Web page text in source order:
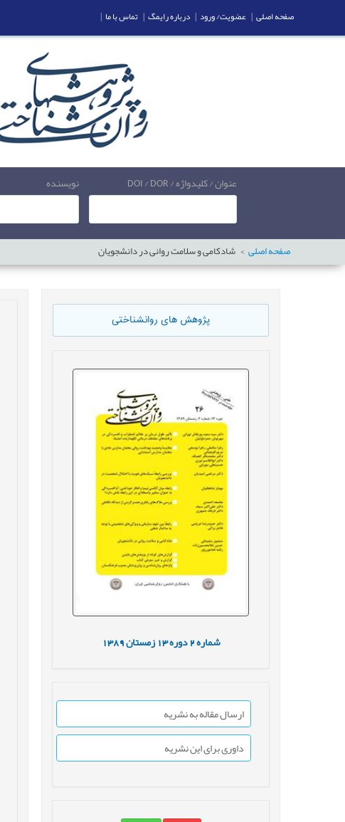
عنوان / کلیدواژه / DOI / DOR نویسنده
صفحه اصلی شادکامی و سلامت روانی در دانشجویان
پژوهش های روانشناختی
شماره دوره13 زمستان1389
ارسال مقاله به نشریه
داوری برای این نشریه
صفحه اصلی | عضویت/ ورود | درباره رایمگ | تماس با ما |